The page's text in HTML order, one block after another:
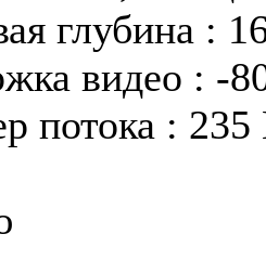
глубина :
видео : -
потока :